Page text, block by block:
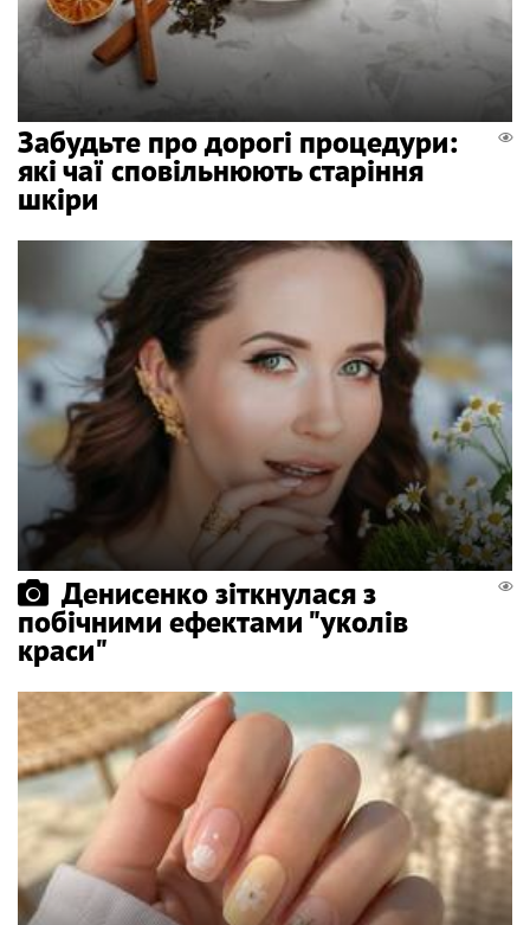
Забудьте про дорогі процедури:
які чаї сповільнюють старіння
шкіри
Денисенко зіткнулася з
побічними ефектами "уколів
краси"